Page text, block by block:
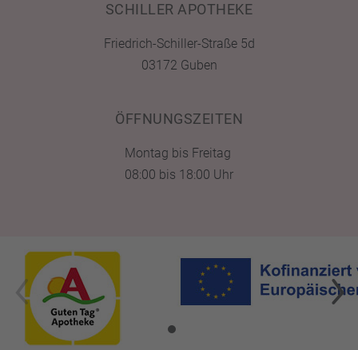
SCHILLER APOTHEKE
Friedrich-Schiller-Straße 5d
03172 Guben
ÖFFNUNGSZEITEN
Montag bis Freitag
08:00 bis 18:00 Uhr